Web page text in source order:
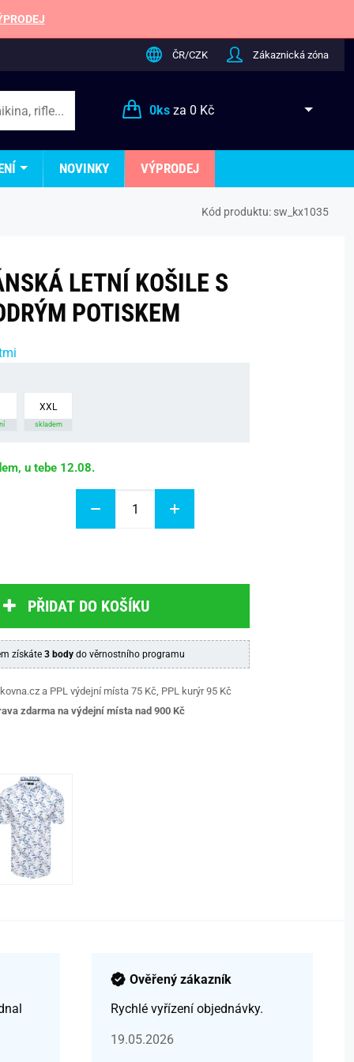
ČR/CZK Zákaznická zóna
0ksza 0 Kč
NOVINKY VÝPRODEJ
Kód produktu: sw_kx1035
LETNÍ KOŠILE S
POTISKEM
XXL
skladem
u tebe 12.08.
PŘIDAT DO KOŠÍKU
získáte 3 bodydo věrnostního programu
a PPL výdejní místa 75 Kč, PPL kurýr 95 Kč
zdarma na výdejní místa nad 900 Kč
Ověřený zákazník
Rychlé vyřízení objednávky.
19.05.2026